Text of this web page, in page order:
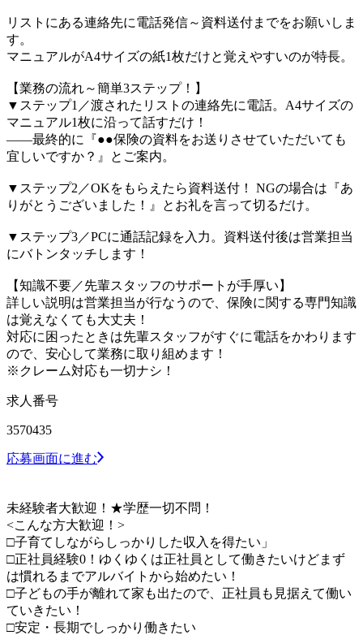
リストにある連絡先に電話発信～資料送付までをお願いしま
す。
マニュアルがA4サイズの紙1枚だけと覚えやすいのが特長。
【業務の流れ～簡単3ステップ！】
▼ステップ1／渡されたリストの連絡先に電話。A4サイズの
マニュアル1枚に沿って話すだけ！
――最終的に『●●保険の資料をお送りさせていただいても
宜しいですか？』とご案内。
▼ステップ2／OKをもらえたら資料送付！ NGの場合は『あ
りがとうございました！』とお礼を言って切るだけ。
▼ステップ3／PCに通話記録を入力。資料送付後は営業担当
にバトンタッチします！
【知識不要／先輩スタッフのサポートが手厚い】
詳しい説明は営業担当が行なうので、保険に関する専門知識
は覚えなくても大丈夫！
対応に困ったときは先輩スタッフがすぐに電話をかわります
ので、安心して業務に取り組めます！
※クレーム対応も一切ナシ！
求人番号
3570435
応募画面に進む
未経験者大歓迎！★学歴一切不問！
<こんな方大歓迎！>
□子育てしながらしっかりした収入を得たい」
□正社員経験0！ゆくゆくは正社員として働きたいけどまず
は慣れるまでアルバイトから始めたい！
□子どもの手が離れて家も出たので、正社員も見据えて働い
ていきたい！
□安定・長期でしっかり働きたい